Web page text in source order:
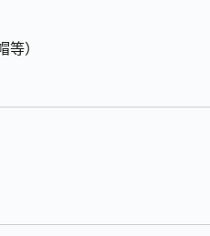
等）